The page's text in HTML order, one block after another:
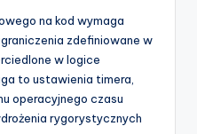
na kod wymaga
zdefiniowane w
w logice
to ustawienia timera,
operacyjnego czasu
rygorystycznych